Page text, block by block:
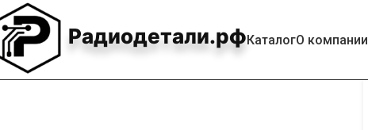
Радиодетали.рфКаталогО компании